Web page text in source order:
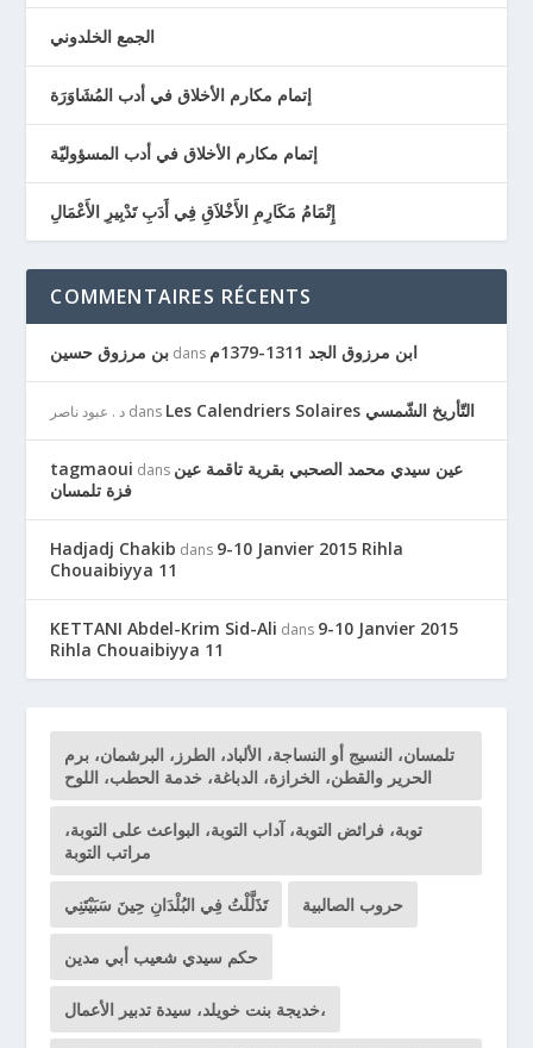
الجمع الخلدوني
إتمام مكارم الأخلاق في أدب المُشَاوَرَة
إتمام مكارم الأخلاق في أدب المسؤوليّة
إِتْمَامُ مَكَارِمِ الأَخْلاَقِ فِي أَدَبِ تَدْبِيرِ الأَعْمَالِ
COMMENTAIRES RÉCENTS
بن مرزوق حسين dans ابن مرزوق الجد 1311-1379م
د . عبود ناصر dans Les Calendriers Solaires التّأريخ الشّمسي
tagmaoui dans عين سيدي محمد الصحبي بقرية تاقمة عين
فزة تلمسان
Hadjadj Chakib dans 9-10 Janvier 2015 Rihla
Chouaibiyya 11
KETTANI Abdel-Krim Sid-Ali dans 9-10 Janvier 2015
Rihla Chouaibiyya 11
تلمسان، النسيج أو النساجة، الألباد، الطرز، البرشمان، برم
الحرير والقطن، الخرازة، الدباغة، خدمة الحطب، اللوح
توبة، فرائض التوبة، آداب التوبة، البواعث على التوبة،
مراتب التوبة
تَذَلَّلْتُ فِي البُلْدَانِ حِينَ سَبَيْتَنِي حروب الصالبية
حكم سيدي شعيب أبي مدين
خديجة بنت خويلد، سيدة تدبير الأعمال،